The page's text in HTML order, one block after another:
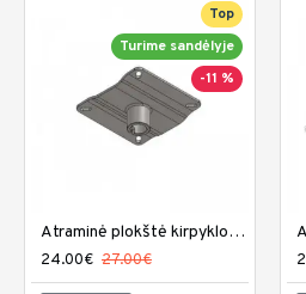
Top
Turime sandėlyje
-11 %
Atraminė plokštė kirpyklos kėdei PL-001
24.00€ 27.00€